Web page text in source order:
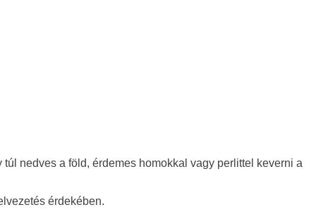
nedves a föld, érdemes homokkal vagy perlittel keverni a
érdekében.